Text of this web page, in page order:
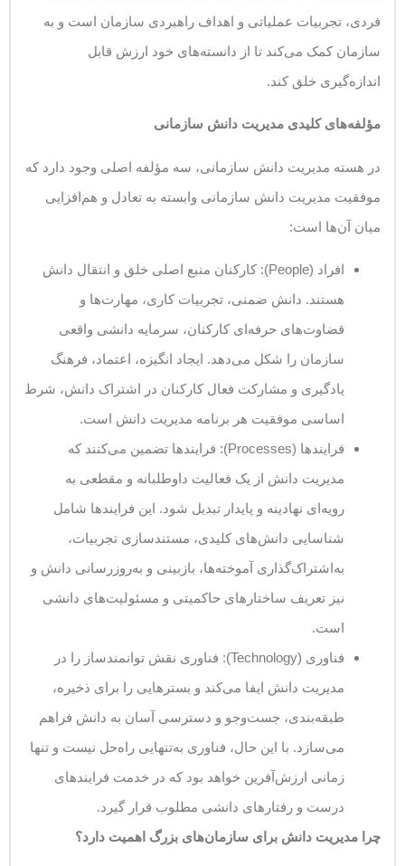
فردی، تجربیات عملیاتی و اهداف راهبردی سازمان است و به
سازمان کمک می‌کند تا از دانسته‌های خود ارزش قابل
اندازه‌گیری خلق کند.
مؤلفه‌های کلیدی مدیریت دانش سازمانی
در هسته مدیریت دانش سازمانی، سه مؤلفه اصلی وجود دارد که
موفقیت مدیریت دانش سازمانی وابسته به تعادل و هم‌افزایی
میان آن‌ها است:
افراد (People): کارکنان منبع اصلی خلق و انتقال دانش
هستند. دانش ضمنی، تجربیات کاری، مهارت‌ها و
قضاوت‌های حرفه‌ای کارکنان، سرمایه دانشی واقعی
سازمان را شکل می‌دهد. ایجاد انگیزه، اعتماد، فرهنگ
یادگیری و مشارکت فعال کارکنان در اشتراک دانش، شرط
اساسی موفقیت هر برنامه مدیریت دانش است.
فرایندها (Processes): فرایندها تضمین می‌کنند که
مدیریت دانش از یک فعالیت داوطلبانه و مقطعی به
رویه‌ای نهادینه و پایدار تبدیل شود. این فرایندها شامل
شناسایی دانش‌های کلیدی، مستندسازی تجربیات،
به‌اشتراک‌گذاری آموخته‌ها، بازبینی و به‌روزرسانی دانش و
نیز تعریف ساختارهای حاکمیتی و مسئولیت‌های دانشی
است.
فناوری (Technology): فناوری نقش توانمندساز را در
مدیریت دانش ایفا می‌کند و بسترهایی را برای ذخیره،
طبقه‌بندی، جست‌وجو و دسترسی آسان به دانش فراهم
می‌سازد. با این حال، فناوری به‌تنهایی راه‌حل نیست و تنها
زمانی ارزش‌آفرین خواهد بود که در خدمت فرایندهای
درست و رفتارهای دانشی مطلوب قرار گیرد.
چرا مدیریت دانش برای سازمان‌های بزرگ اهمیت دارد؟